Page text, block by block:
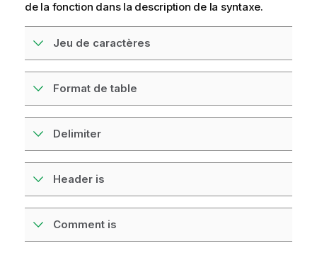
de la fonction dans la description de la syntaxe.
Jeu de caractères
Format de table
Delimiter
Header is
Comment is